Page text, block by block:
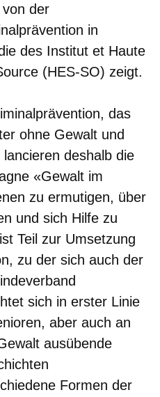
der
in
des Institut et Haute
(HES-SO) zeigt.
das
ohne Gewalt und
deshalb die
«Gewalt im
zu ermutigen, über
und sich Hilfe zu
Teil zur Umsetzung
zu der sich auch der
sich in erster Linie
aber auch an
ausübende
Formen der